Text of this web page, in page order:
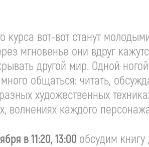
курса вот-вот станут
мгновенье они вдруг
другой мир. Одной
общаться: читать,
художественных
волнениях каждого
в 11:20, 13:00 обсудим